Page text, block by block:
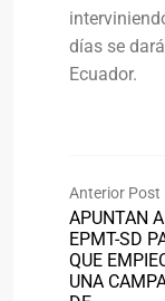
días se
Ecuador.
Anterior Post
APUNTAN
EPMT-SD
QUE
UNA